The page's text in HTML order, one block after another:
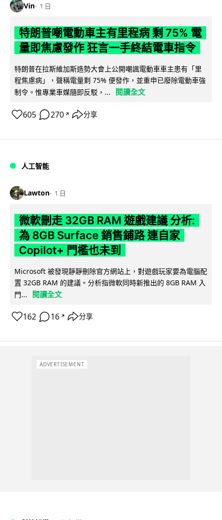
Vin 1 日
特朗普嘲電動車主有里程病 剩 75% 電
量即焦慮發作 狂言一手終結電車指令
特朗普在拉斯維加斯造勢大會上公開嘲諷電動車車主患有「里
程焦慮病」，聲稱電量剩 75% 便發作，並重申已廢除電動車強
制令。惟專業車媒隨即反駁，...
閱讀全文
605 270 ↗ 分享
人工智能
Lawton 1 日
微軟刪走 32GB RAM 遊戲建議 分析:
為 8GB Surface 銷售鋪路 連自家
Copilot+ 門檻也未到
Microsoft 被發現靜靜刪除官方網站上，對遊戲玩家要為電腦配
置 32GB RAM 的建議。分析指微軟同時新推出的 8GB RAM 入
門...
閱讀全文
162 16 ↗ 分享
ADVERTISEMENT